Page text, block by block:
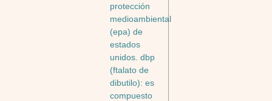
protección
medioambiental
(epa) de
estados
unidos. dbp
(ftalato de
dibutilo): es
compuesto